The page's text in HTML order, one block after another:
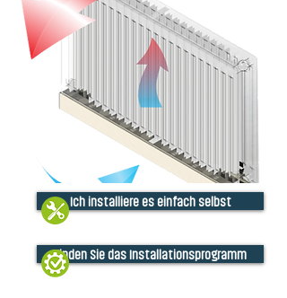
Ich installiere es einfach selbst
Finden Sie das Installationsprogramm